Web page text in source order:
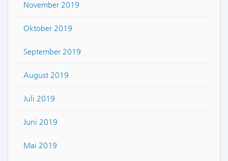
November 2019
Oktober 2019
September 2019
August 2019
Juli 2019
Juni 2019
Mai 2019